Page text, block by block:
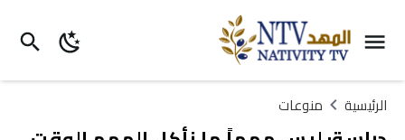
الرئيسية منوعات